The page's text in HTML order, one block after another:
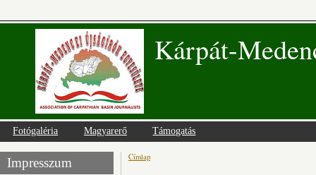
Kárpát-
Fotógaléria Magyarerő Támogatás
Impresszum Jelenlegi hely
Címlap